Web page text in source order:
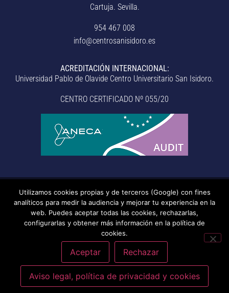
Cartuja. Sevilla.
954 467 008
info@centrosanisidoro.es
ACREDITACIÓN INTERNACIONAL:
Universidad Pablo de Olavide Centro Universitario San Isidoro.
CENTRO CERTIFICADO Nº 055/20
© Centro Universitario San Isidoro (Sevilla), adscrito a la
Universidad Pablo de Olavide de Sevilla.– Aviso legal, política de
privacidad, uso de cookies, medidas de seguridad, código de
– Sistema interno de información –
Última
actualización: 20/07/2026
Utilizamos cookies propias y de terceros (Google) con fines
analíticos para medir la audiencia y mejorar tu experiencia en la
web. Puedes aceptar todas las cookies, rechazarlas,
configurarlas y obtener más información en la política de
cookies.
Aceptar Rechazar
Aviso legal, política de privacidad y cookies